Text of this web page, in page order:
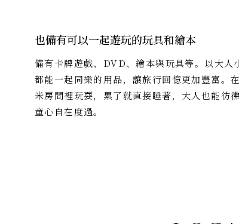
也備有可以一起遊玩的玩具和繪本
備有卡牌遊戲、DVD、繪本與玩具等。以大人
都能一起同樂的用品，讓旅行回憶更加豐富。
米房間裡玩耍，累了就直接睡著，大人也能彷
童心自在度過。